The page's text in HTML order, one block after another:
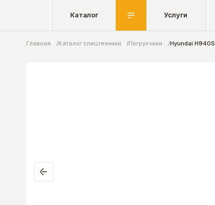
Каталог Услуги
Главная Каталог спецтехники Погрузчики Hyundai H940S